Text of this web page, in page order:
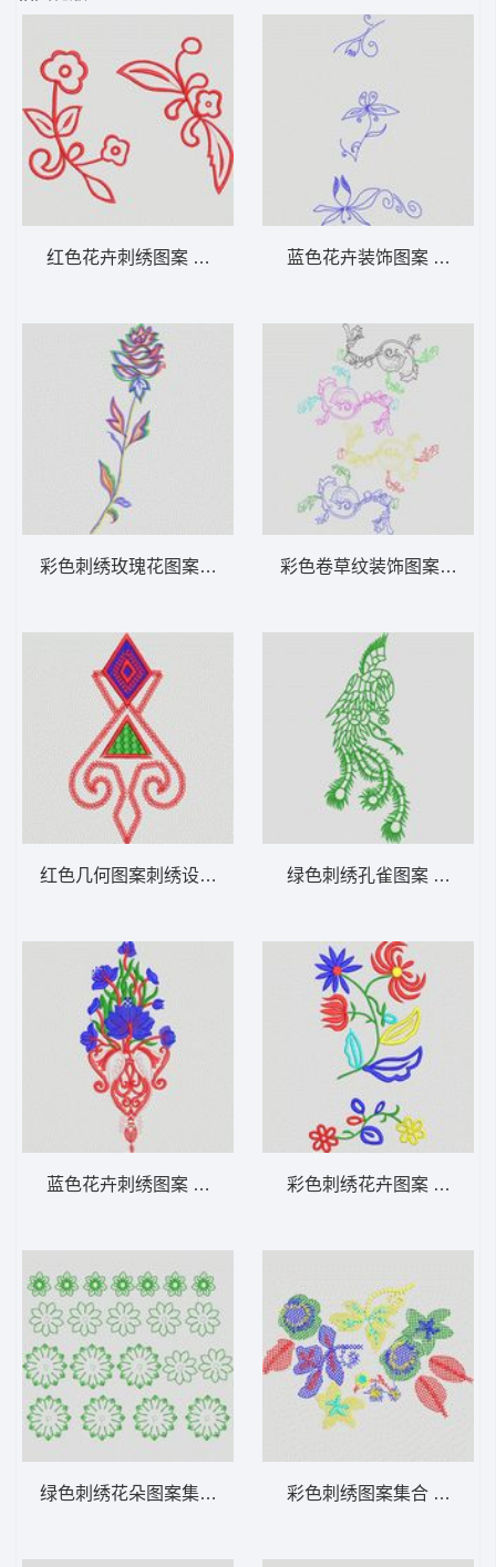
红色花卉刺绣图案 大花样
彩色刺绣玫瑰花图案 大花样
红色几何图案刺绣设计 大花样
蓝色花卉刺绣图案 大花样
绿色刺绣花朵图案集合 大花样
蓝色花卉装饰图案 大花样
彩色卷草纹装饰图案 大花样
绿色刺绣孔雀图案 大花样
彩色刺绣花卉图案 大花样
彩色刺绣图案集合 大花样